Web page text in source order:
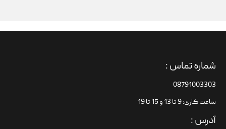
شماره تماس :
08791003303
ساعت کاری: 9 تا 13 و 15 تا 19
آدرس :